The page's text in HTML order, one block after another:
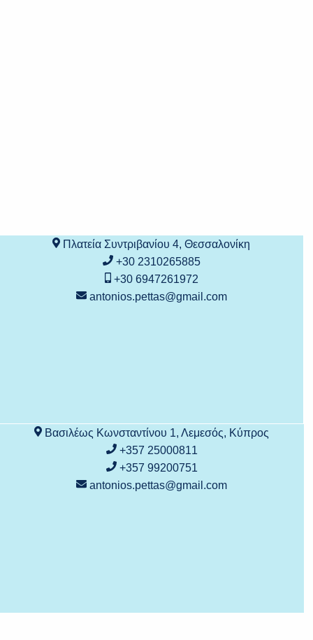
Πλατεία Συντριβανίου 4, Θεσσαλονίκη
+30 2310265885
+30 6947261972
antonios.pettas@gmail.com
Βασιλέως Κωνσταντίνου 1, Λεμεσός, Κύπρος
+357 25000811
+357 99200751
antonios.pettas@gmail.com